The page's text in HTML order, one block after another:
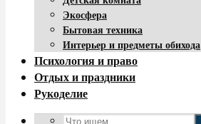
Экосфера
Бытовая техника
Интерьер и предметы обихода
Психология и право
Отдых и праздники
Рукоделие